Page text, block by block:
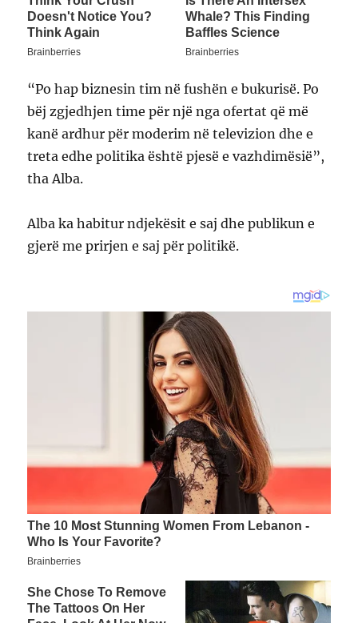
“Po hap biznesin tim në fushën e bukurisë. Po
bëj zgjedhjen time për një nga ofertat që më
kanë ardhur për moderim në televizion dhe e
treta edhe politika është pjesë e vazhdimësië”,
tha Alba.
Alba ka habitur ndjekësit e saj dhe publikun e
gjerë me prirjen e saj për politikë.